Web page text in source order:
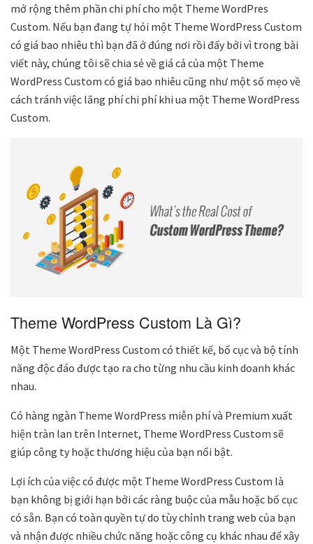
mở rộng thêm phần chi phí cho một Theme WordPres
Custom. Nếu bạn đang tự hỏi một Theme WordPress Custom
có giá bao nhiêu thì bạn đã ở đúng nơi rồi đấy bởi vì trong bài
viết này, chúng tôi sẽ chia sẻ về giá cả của một Theme
WordPress Custom có giá bao nhiêu cũng như một số mẹo về
cách tránh việc lãng phí chi phí khi ua một Theme WordPress
Custom.
Theme WordPress Custom Là Gì?
Một Theme WordPress Custom có thiết kế, bố cục và bộ tính
năng độc đáo được tạo ra cho từng nhu cầu kinh doanh khác
nhau.
Có hàng ngàn Theme WordPress miễn phí và Premium xuất
hiện tràn lan trên Internet, Theme WordPress Custom sẽ
giúp công ty hoặc thương hiệu của bạn nổi bật.
Lợi ích của việc có được một Theme WordPress Custom là
bạn không bị giới hạn bởi các ràng buộc của mẫu hoặc bố cục
có sẵn. Bạn có toàn quyền tự do tùy chỉnh trang web của bạn
và nhận được nhiều chức năng hoặc công cụ khác nhau để xây